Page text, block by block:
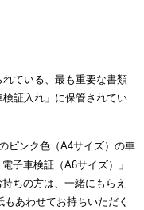
ている、最も重要な書類
証入れ」に保管されてい
ピンク色（A4サイズ）の車
子車検証（A6サイズ）」
ちの方は、一緒にもらえ
あわせてお持ちいただく